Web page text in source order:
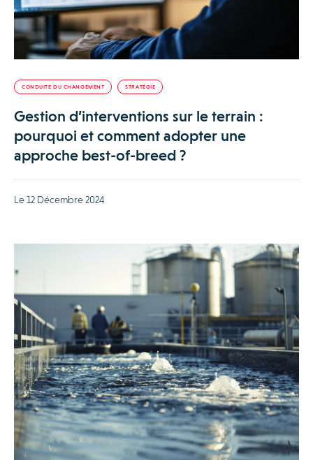
CONDUITE DU CHANGEMENT STRATÉGIE
Gestion d’interventions sur le terrain :
pourquoi et comment adopter une
approche best-of-breed ?
Le 12 Décembre 2024